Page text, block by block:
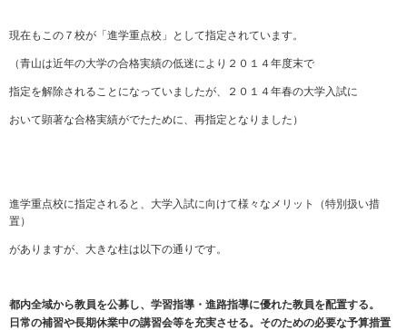
現在もこの７校が「進学重点校」として指定されています。
（青山は近年の大学の合格実績の低迷により２０１４年度末で
指定を解除されることになっていましたが、２０１４年春の大学入試に
おいて顕著な合格実績がでたために、再指定となりました）
進学重点校に指定されると、大学入試に向けて様々なメリット（特別扱い措
置）
がありますが、大きな柱は以下の通りです。
都内全域から教員を公募し、学習指導・進路指導に優れた教員を配置する。
日常の補習や長期休業中の講習会等を充実させる。そのための必要な予算措置